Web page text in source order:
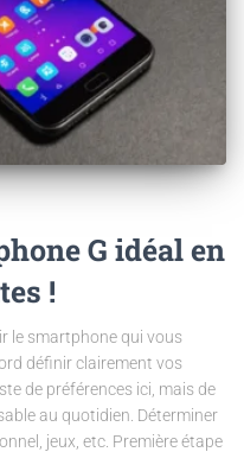
G idéal en
!
le smartphone qui vous
définir clairement vos
de préférences ici, mais de
au quotidien. Déterminer
jeux, etc. Première étape